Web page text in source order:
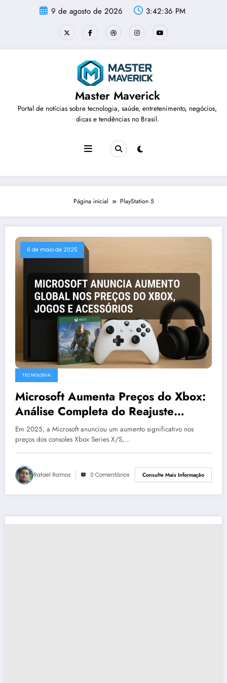
9 de agosto de 2026 3:42:36 PM
Master Maverick
Portal de notícias sobre tecnologia, saúde, entretenimento, negócios,
dicas e tendências no Brasil.
Página inicial PlayStation 5
6 de maio de 2025
TECNOLOGIA
Microsoft Aumenta Preços do Xbox:
Análise Completa do Reajuste
Global nos Consoles, Jogos e
Acessórios
Em 2025, a Microsoft anunciou um aumento significativo nos
preços dos consoles Xbox Series X/S,…
Rafael Ramos 0 Comentários Consulte Mais Informação